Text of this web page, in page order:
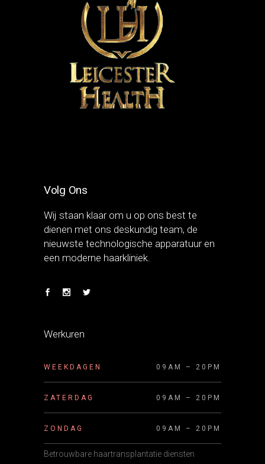
Volg Ons
Wij staan klaar om u op ons best te
dienen met ons deskundig team, de
nieuwste technologische apparatuur en
een moderne haarkliniek.
Werkuren
WEEKDAGEN 09AM – 20PM
ZATERDAG 09AM – 20PM
ZONDAG 09AM – 20PM
Betrouwbare haartransplantatie diensten